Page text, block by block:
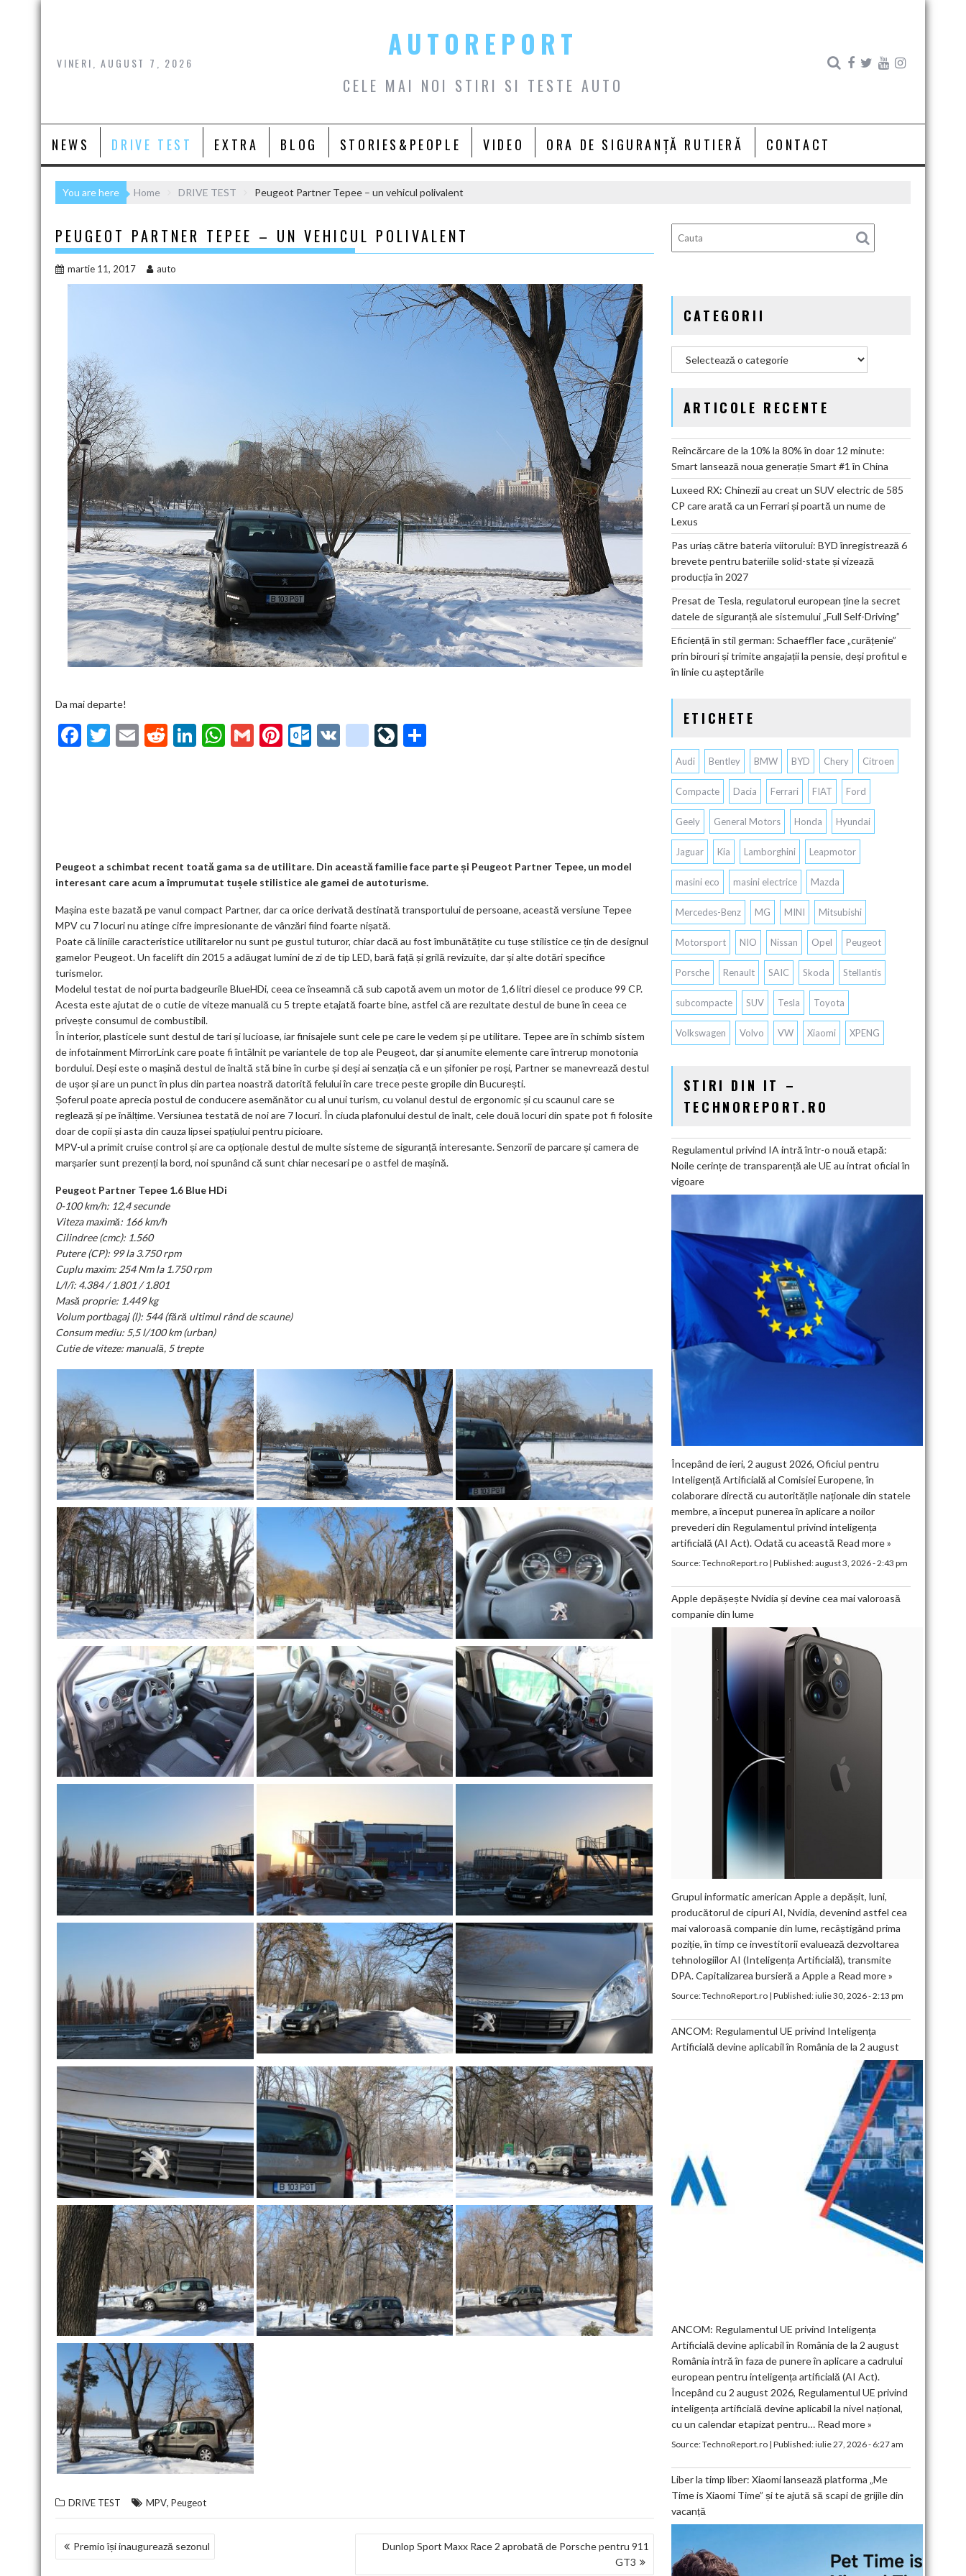
Skip
VINERI, AUGUST 7, 2026
AUTOREPORT
CELE MAI NOI STIRI SI TESTE AUTO
NEWS DRIVE TEST EXTRA BLOG STORIES&PEOPLE VIDEO ORA DE SIGURANȚĂ RUTIERĂ CONTACT
You are here Home DRIVE TEST Peugeot Partner Tepee – un vehicul polivalent
PEUGEOT PARTNER TEPEE – UN VEHICUL POLIVALENT
martie 11, 2017 auto
Da mai departe!
F
k
T
E
R
Li W
p
G
Pi O
m
V
g
o
o
k
m
ar
ks
Li
Peugeot a schimbat recent toată gama sa de utilitare. Din această familie face parte și Peugeot Partner Tepee, un model
interesant care acum a împrumutat tușele stilistice ale gamei de autoturisme.
Mașina este bazată pe vanul compact Partner, dar ca orice derivată destinată transportului de persoane, această versiune Tepee
MPV cu 7 locuri nu atinge cifre impresionante de vânzări fiind foarte nișată.
Poate că liniile caracteristice utilitarelor nu sunt pe gustul tuturor, chiar dacă au fost îmbunătățite cu tușe stilistice ce țin de designul
gamelor Peugeot. Un facelift din 2015 a adăugat lumini de zi de tip LED, bară față și grilă revizuite, dar și alte dotări specifice
turismelor.
Modelul testat de noi purta badgeurile BlueHDi, ceea ce înseamnă că sub capotă avem un motor de 1,6 litri diesel ce produce 99 CP.
Acesta este ajutat de o cutie de viteze manuală cu 5 trepte etajată foarte bine, astfel că are rezultate destul de bune în ceea ce
privește consumul de combustibil.
În interior, plasticele sunt destul de tari și lucioase, iar finisajele sunt cele pe care le vedem și pe utilitare. Tepee are în schimb sistem
de infotainment MirrorLink care poate fi întâlnit pe variantele de top ale Peugeot, dar și anumite elemente care întrerup monotonia
bordului. Deși este o mașină destul de înaltă stă bine în curbe și deși ai senzația că e un șifonier pe roși, Partner se manevrează destul
de ușor și are un punct în plus din partea noastră datorită felului în care trece peste gropile din București.
Șoferul poate aprecia postul de conducere asemănător cu al unui turism, cu volanul destul de ergonomic și cu scaunul care se
reglează și pe înălțime. Versiunea testată de noi are 7 locuri. În ciuda plafonului destul de înalt, cele două locuri din spate pot fi folosite
doar de copii și asta din cauza lipsei spațiului pentru picioare.
MPV-ul a primit cruise control și are ca opționale destul de multe sisteme de siguranță interesante. Senzorii de parcare și camera de
marșarier sunt prezenți la bord, noi spunând că sunt chiar necesari pe o astfel de mașină.
Peugeot Partner Tepee 1.6 Blue HDi
0-100 km/h: 12,4 secunde
Viteza maximă: 166 km/h
Cilindree (cmc): 1.560
Putere (CP): 99 la 3.750 rpm
Cuplu maxim: 254 Nm la 1.750 rpm
L/l/î: 4.384 / 1.801 / 1.801
Masă proprie: 1.449 kg
Volum portbagaj (l): 544 (fără ultimul rând de scaune)
Consum mediu: 5,5 l/100 km (urban)
Cutie de viteze: manuală, 5 trepte
DRIVE TEST MPV, Peugeot
NAVIGARE
Premio își inaugurează sezonul
Dunlop Sport Maxx Race 2 aprobată de Porsche pentru 911
GT3
CATEGORII
ARTICOLE RECENTE
Reîncărcare de la 10% la 80% în doar 12 minute:
Smart lansează noua generație Smart #1 în China
Luxeed RX: Chinezii au creat un SUV electric de 585
CP care arată ca un Ferrari și poartă un nume de
Lexus
Pas uriaș către bateria viitorului: BYD înregistrează 6
brevete pentru bateriile solid-state și vizează
producția în 2027
Presat de Tesla, regulatorul european ține la secret
datele de siguranță ale sistemului „Full Self-Driving”
Eficiență în stil german: Schaeffler face „curățenie”
prin birouri și trimite angajații la pensie, deși profitul e
în linie cu așteptările
ETICHETE
Audi Bentley BMW BYD Chery Citroen
Compacte Dacia Ferrari FIAT Ford
Geely General Motors Honda Hyundai
Jaguar Kia Lamborghini Leapmotor
masini eco masini electrice Mazda
Mercedes-Benz MG MINI Mitsubishi
Motorsport NIO Nissan Opel Peugeot
Porsche Renault SAIC Skoda Stellantis
subcompacte SUV Tesla Toyota
Volkswagen Volvo VW Xiaomi XPENG
STIRI DIN IT –
TECHNOREPORT.RO
Regulamentul privind IA intră într-o nouă etapă:
Noile cerințe de transparență ale UE au intrat oficial în
vigoare
Începând de ieri, 2 august 2026, Oficiul pentru
Inteligență Artificială al Comisiei Europene, în
colaborare directă cu autoritățile naționale din statele
membre, a început punerea în aplicare a noilor
prevederi din Regulamentul privind inteligența
artificială (AI Act). Odată cu această Read more »
Source:TechnoReport.ro| Published:august 3, 2026 - 2:43 pm
Apple depășește Nvidia și devine cea mai valoroasă
companie din lume
Grupul informatic american Apple a depășit, luni,
producătorul de cipuri AI, Nvidia, devenind astfel cea
mai valoroasă companie din lume, recâștigând prima
poziție, în timp ce investitorii evaluează dezvoltarea
tehnologiilor AI (Inteligența Artificială), transmite
DPA. Capitalizarea bursieră a Apple a Read more »
Source:TechnoReport.ro| Published:iulie 30, 2026 - 2:13 pm
ANCOM: Regulamentul UE privind Inteligența
Artificială devine aplicabil în România de la 2 august
ANCOM: Regulamentul UE privind Inteligența
Artificială devine aplicabil în România de la 2 august
România intră în faza de punere în aplicare a cadrului
european pentru inteligența artificială (AI Act).
Începând cu 2 august 2026, Regulamentul UE privind
inteligența artificială devine aplicabil la nivel național,
cu un calendar etapizat pentru… Read more »
Source:TechnoReport.ro| Published:iulie 27, 2026 - 6:27 am
Liber la timp liber: Xiaomi lansează platforma „Me
Time is Xiaomi Time” și te ajută să scapi de grijile din
vacanță